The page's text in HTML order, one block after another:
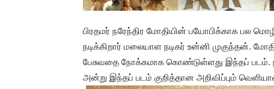
பிரதமர் நரேந்திர மோதியின் பயோபிக்காக பல
நடிக்கிறார் மலையாள நடிகர் உன்னி முகுந்தன்.
பேசுவதை நோக்கமாக கொண்டுள்ளது இந்தப் படம்.
அன்று இந்தப் படம் குறித்தான அறிவிப்பும்